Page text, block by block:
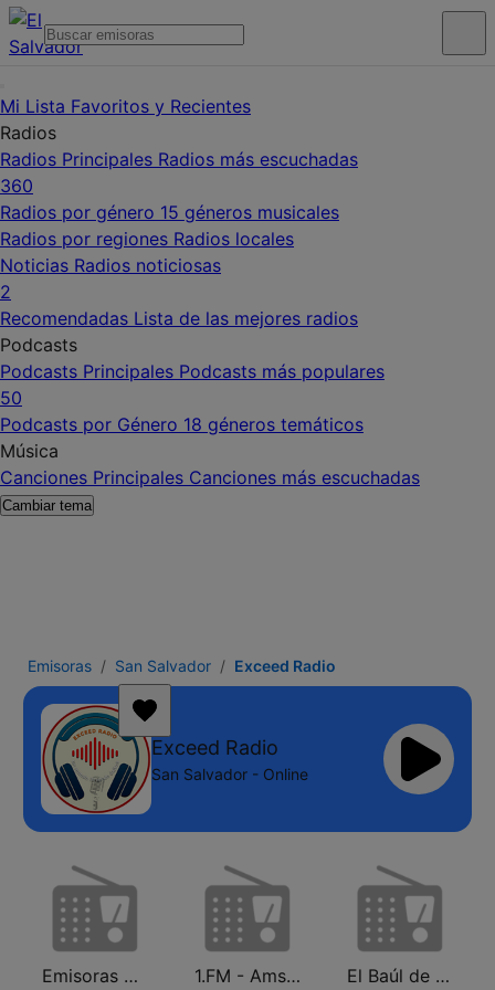
Mi Lista Favoritos y Recientes
Radios
Radios Principales Radios más escuchadas
360
Radios por género 15 géneros musicales
Radios por regiones Radios locales
Noticias Radios noticiosas
2
Recomendadas Lista de las mejores radios
Podcasts
Podcasts Principales Podcasts más populares
50
Podcasts por Género 18 géneros temáticos
Música
Canciones Principales Canciones más escuchadas
Cambiar tema
Emisoras San Salvador Exceed Radio
Exceed Radio
San Salvador - Online
Emisoras Unidas 1.FM - Amsterdam Trance El Baúl de los recuerdos